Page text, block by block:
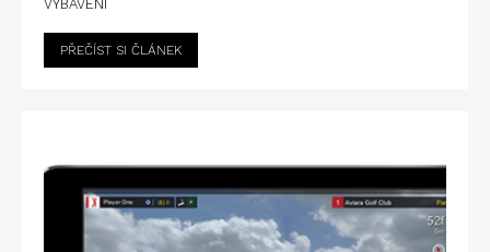
VYBAVENÍ
PŘEČÍST SI ČLÁNEK